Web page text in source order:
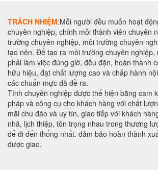
TRÁCH NHIỆM:Mỗi người đều muốn hoạt
chuyên nghiệp, chính mỗi thành viên chuyên
trường chuyên nghiệp, môi trường chuyên
tạo nên. Để tạo ra môi trường chuyên nghiệp,
phải làm việc đúng giờ, đều đặn, hoàn thành
hữu hiệu, đạt chất lượng cao và chấp hành
các chuẩn mực đã đề ra.
Tính chuyên nghiệp được thể hiện bằng cam
pháp và công cụ cho khách hàng với chất
mãi chu đáo và uy tín, giao tiếp với khách
nhã, lịch thiệp, tôn trọng nhau trong thương
để đi đến thống nhất. đảm bảo hoàn thành
được giao.